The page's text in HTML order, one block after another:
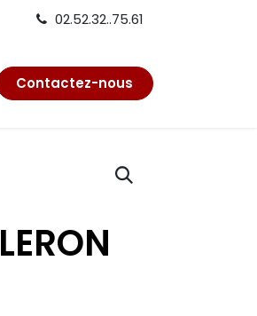
02.52.32..75.61
Contactez-nous